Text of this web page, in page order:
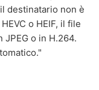
destinatario non è
o HEIF, il file
o in H.264.